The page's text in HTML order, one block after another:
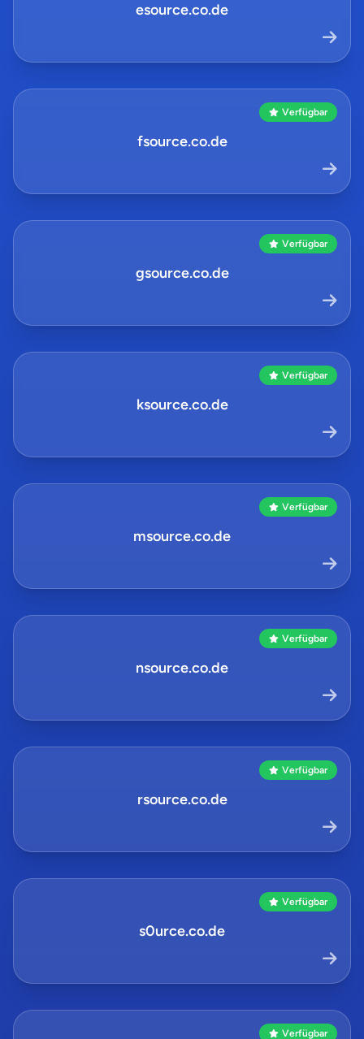
esource.co.de
Verfügbar
fsource.co.de
Verfügbar
gsource.co.de
Verfügbar
ksource.co.de
Verfügbar
msource.co.de
Verfügbar
nsource.co.de
Verfügbar
rsource.co.de
Verfügbar
s0urce.co.de
Verfügbar